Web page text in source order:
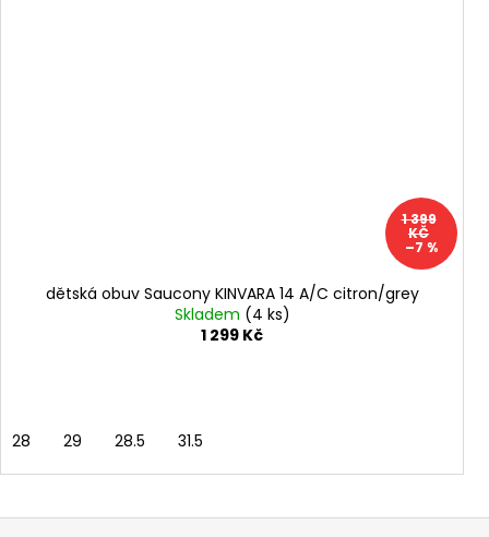
1 399
KČ
–7 %
dětská obuv Saucony KINVARA 14 A/C citron/grey
Skladem (4 ks)
1 299 Kč
28 29 28.5 31.5